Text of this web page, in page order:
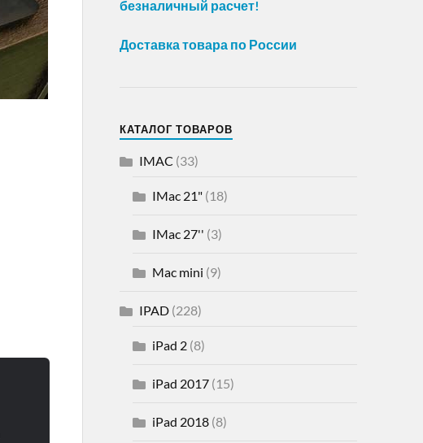
безналичный расчет!
Доставка товара по России
КАТАЛОГ ТОВАРОВ
IMAC (33)
IMac 21"(18)
IMac 27'' (3)
Mac mini (9)
IPAD(228)
iPad 2(8)
iPad 2017(15)
iPad 2018(8)